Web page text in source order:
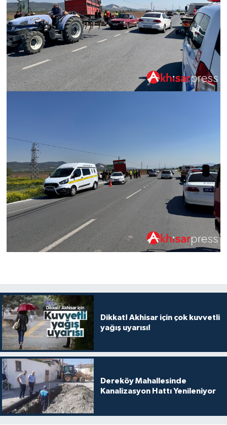
Dikkat! Akhisar için çok kuvvetli
yağış uyarısı!
Dereköy Mahallesinde
Kanalizasyon Hattı Yenileniyor